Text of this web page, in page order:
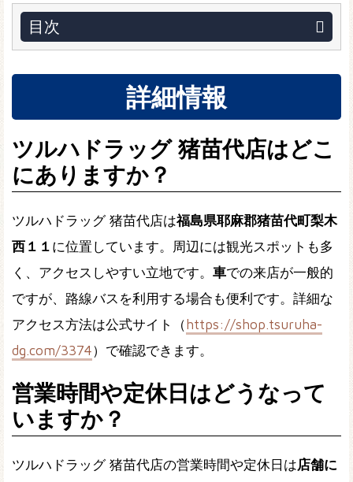
目次
詳細情報
ツルハドラッグ 猪苗代店はどこ
にありますか？
ツルハドラッグ 猪苗代店は福島県耶麻郡猪苗代町梨木
西１１ に位置しています。周辺には観光スポットも多
く、アクセスしやすい立地です。 車での来店が一般的
ですが、路線バスを利用する場合も便利です。詳細な
アクセス方法は公式サイト（ https://shop.tsuruha-
dg.com/3374）で確認できます。
営業時間や定休日はどうなって
いますか？
ツルハドラッグ 猪苗代店の営業時間や定休日は店舗に